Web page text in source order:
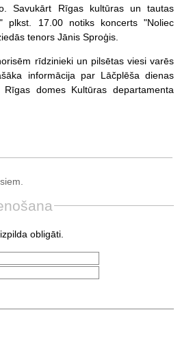
Savukārt Rīgas kultūras un tautas
plkst. 17.00 notiks koncerts "Noliec
tenors Jānis Sproģis.
rīdzinieki un pilsētas viesi varēs
informācija par Lāčplēša dienas
domes Kultūras departamenta
obligāti.